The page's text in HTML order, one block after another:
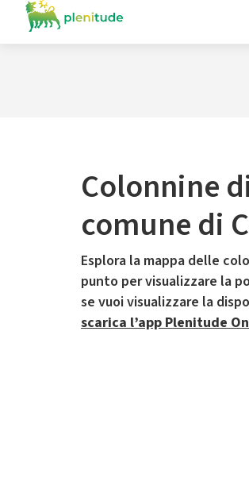
Colonnine
comune di
Esplora la mappa delle
punto per visualizzare la
se vuoi visualizzare la
scarica l’app Plenitude